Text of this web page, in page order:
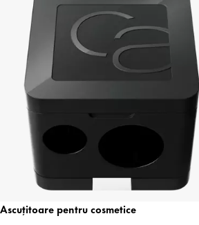
Ascuțitoare pentru cosmetice